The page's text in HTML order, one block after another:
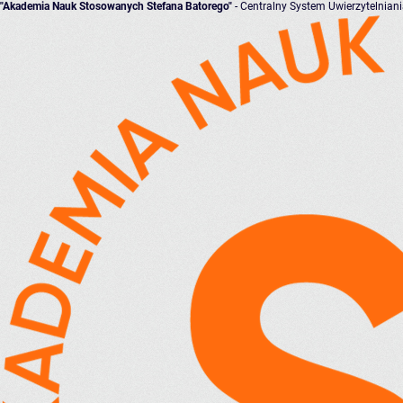
"Akademia Nauk Stosowanych Stefana Batorego" - Centralny System